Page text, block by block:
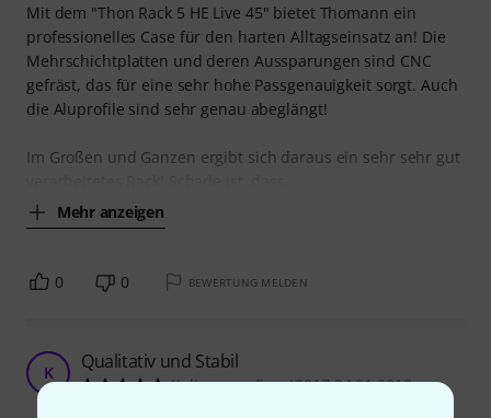
Mit dem "Thon Rack 5 HE Live 45" bietet Thomann ein
professionelles Case für den harten Alltagseinsatz an! Die
Mehrschichtplatten und deren Aussparungen sind CNC
gefräst, das für eine sehr hohe Passgenauigkeit sorgt. Auch
die Aluprofile sind sehr genau abeglängt!
Im Großen und Ganzen ergibt sich daraus ein sehr sehr gut
Mehr anzeigen
0 0 BEWERTUNG MELDEN
K Qualitativ und Stabil
Kaltwasser-Event2017 24.01.2018